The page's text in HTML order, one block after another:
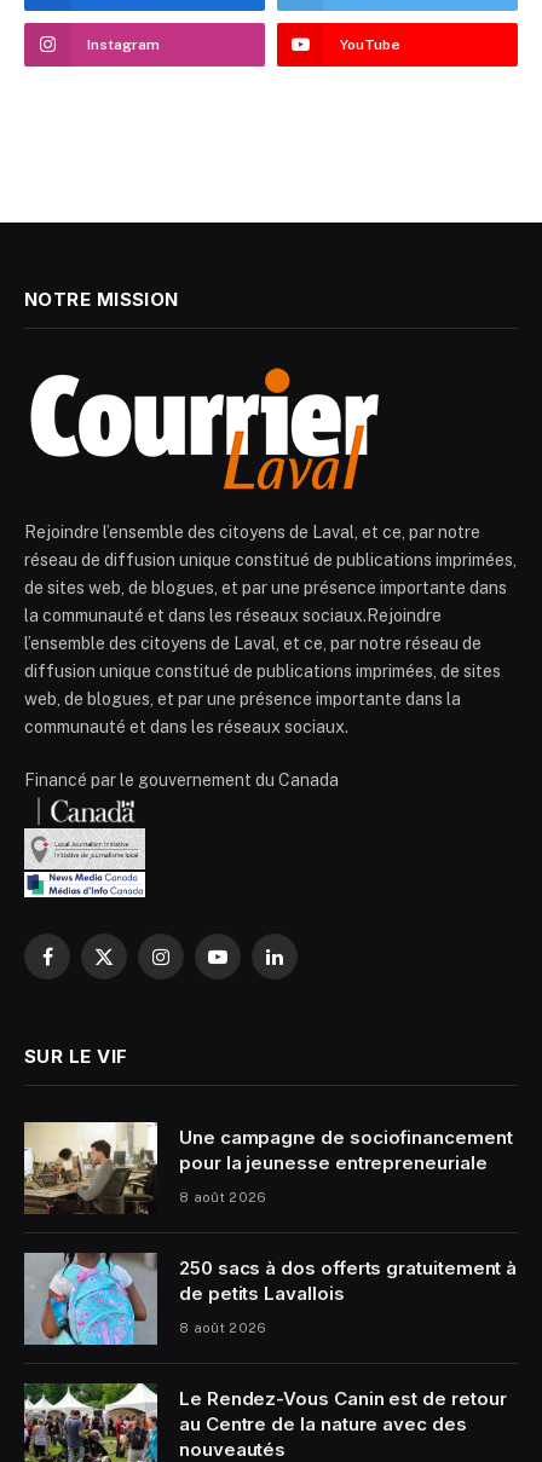
Instagram YouTube
NOTRE MISSION
Rejoindre l’ensemble des citoyens de Laval, et ce, par notre
réseau de diffusion unique constitué de publications imprimées,
de sites web, de blogues, et par une présence importante dans
la communauté et dans les réseaux sociaux.Rejoindre
l’ensemble des citoyens de Laval, et ce, par notre réseau de
diffusion unique constitué de publications imprimées, de sites
web, de blogues, et par une présence importante dans la
communauté et dans les réseaux sociaux.
Financé par le gouvernement du Canada
Facebook
X
InstagramYouTubeLinkedIn
SUR LE VIF
Une campagne de sociofinancement
pour la jeunesse entrepreneuriale
8 août 2026
250 sacs à dos offerts gratuitement à
de petits Lavallois
8 août 2026
Le Rendez-Vous Canin est de retour
au Centre de la nature avec des
nouveautés